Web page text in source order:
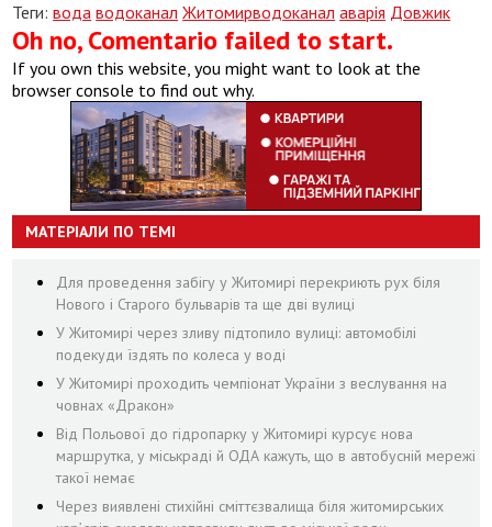
Теги:вода водоканал Житомирводоканал аварія Довжик
Oh no, Comentario failed to start.
If you own this website, you might want to look at the
browser console to find out why.
МАТЕРІАЛИ ПО ТЕМІ
Для проведення забігу у Житомирі перекриють рух біля
Нового і Старого бульварів та ще дві вулиці
У Житомирі через зливу підтопило вулиці: автомобілі
подекуди їздять по колеса у воді
У Житомирі проходить чемпіонат України з веслування на
човнах «Дракон»
Від Польової до гідропарку у Житомирі курсує нова
маршрутка, у міськраді й ОДА кажуть, що в автобусній мережі
такої немає
Через виявлені стихійні сміттєзвалища біля житомирських